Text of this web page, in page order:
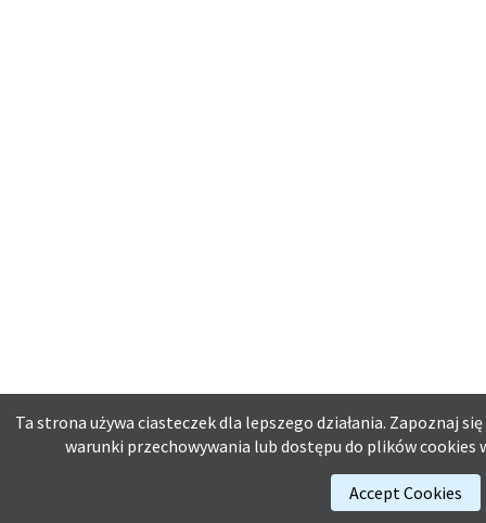
Ta strona używa ciasteczek dla lepszego działania. Zapoznaj
warunki przechowywania lub dostępu do plików cookies
Accept Cookies